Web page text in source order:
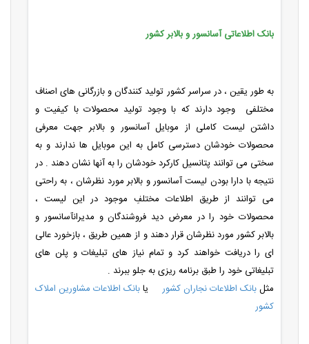
بانک اطلاعاتی آسانسور و بالابر کشور
به طور یقین ، در سراسر کشور تولید کنندگان و بازرگانی های اصناف
مختلفی وجود دارند که با وجود تولید محصولات با کیفیت و
داشتن لیست کاملی از موبایل آسانسور و بالابر جهت معرفی
محصولات خودشان دسترسی کامل به این موبایل ها ندارند و به
سختی می توانند پتانسیل کارکرد خودشان را به آنها نشان دهند . در
نتیجه با دارا بودن لیست آسانسور و بالابر مورد نظرشان ، به راحتی
می توانند از طریق اطلاعات مختلفِ موجود در این لیست ،
محصولات خود را در معرض دید فروشندگان و مدیرانآسانسور و
بالابر کشور مورد نظرشان قرار دهند و از همین طریق ، بازخورد عالی
ای را دریافت خواهند کرد و تمام نیاز های تبلیغات و پلن های
تبلیغاتی خود را طبق برنامه ریزی به جلو ببرند .
مثلبانک اطلاعات نجاران کشور یابانک اطلاعات مشاورین املاک
کشور